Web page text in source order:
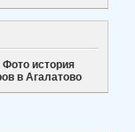
Фото история
в Агалатово